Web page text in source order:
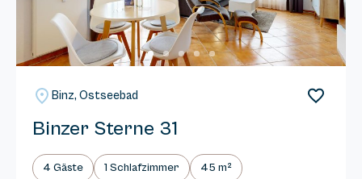
Binz, Ostseebad
Binzer Sterne 31
4 Gäste 1 Schlafzimmer 45 m²